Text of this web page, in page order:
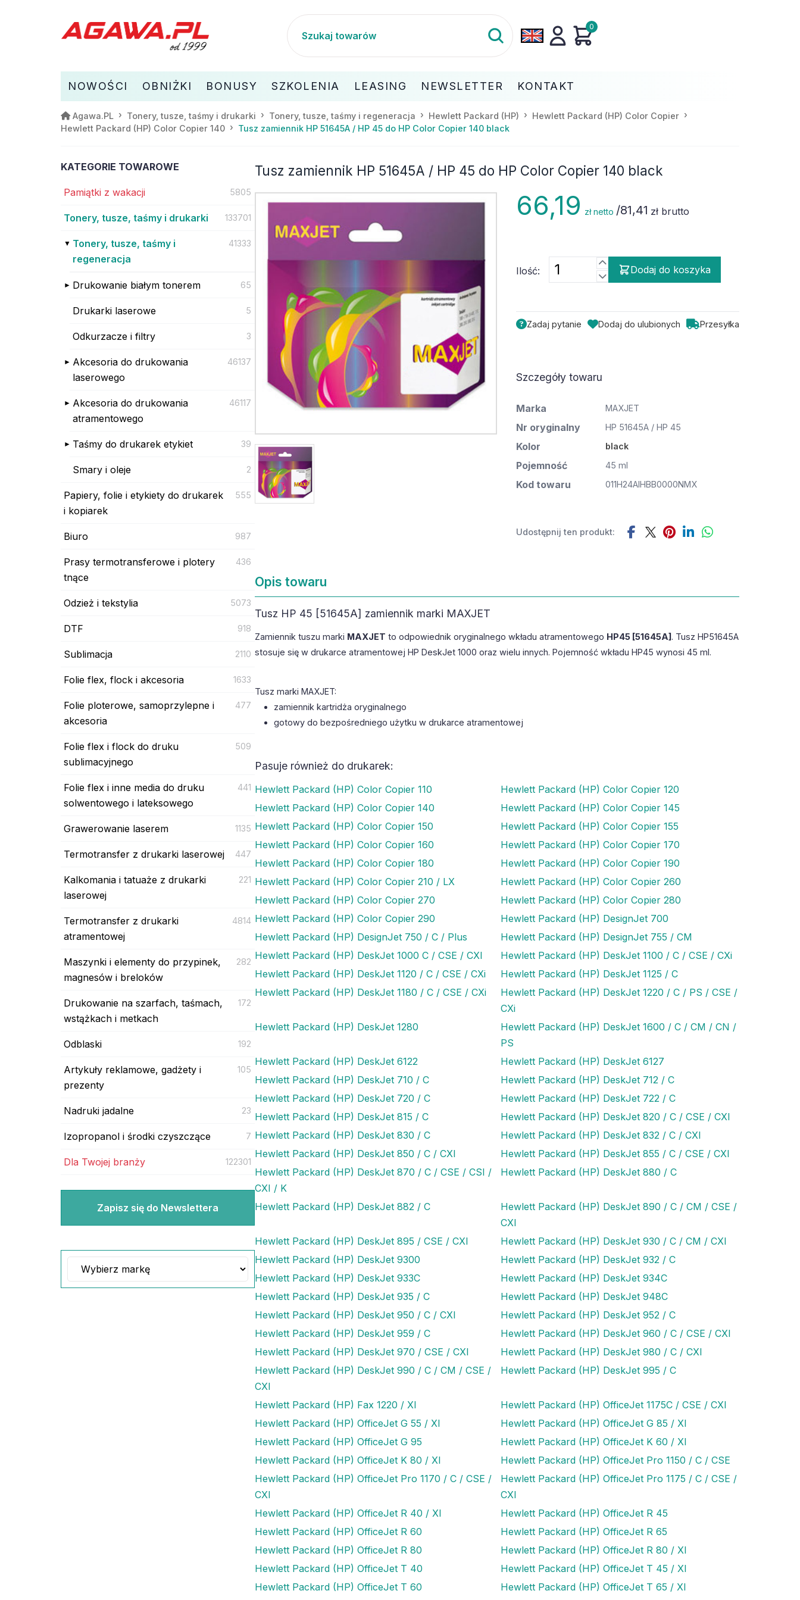
0
NOWOŚCI OBNIŻKI BONUSY SZKOLENIA LEASING NEWSLETTER KONTAKT
Agawa.PL Tonery, tusze, taśmy i drukarki Tonery, tusze, taśmy i regeneracja Hewlett Packard (HP)
Hewlett Packard (HP) Color Copier
Hewlett Packard (HP) Color Copier 140
Tusz zamiennik HP 51645A / HP 45 do HP Color Copier 140 black
KATEGORIE TOWAROWE
Pamiątki z wakacji 5805
Tonery, tusze, taśmy i drukarki 133701
Tonery, tusze, taśmy i
regeneracja
41333
Drukowanie białym tonerem 65
Drukarki laserowe 5
Odkurzacze i filtry 3
Akcesoria do drukowania
laserowego
46137
Akcesoria do drukowania
atramentowego
46117
Taśmy do drukarek etykiet 39
Smary i oleje 2
Papiery, folie i etykiety do drukarek
i kopiarek
555
Biuro 987
Prasy termotransferowe i plotery
tnące
436
Odzież i tekstylia 5073
DTF 918
Sublimacja 2110
Folie flex, flock i akcesoria 1633
Folie ploterowe, samoprzylepne i
akcesoria
477
Folie flex i flock do druku
sublimacyjnego
509
Folie flex i inne media do druku
solwentowego i lateksowego
441
Grawerowanie laserem 1135
Termotransfer z drukarki laserowej 447
Kalkomania i tatuaże z drukarki
laserowej
221
Termotransfer z drukarki
atramentowej
4814
Maszynki i elementy do przypinek,
magnesów i breloków
282
Drukowanie na szarfach, taśmach,
wstążkach i metkach
172
Odblaski 192
Artykuły reklamowe, gadżety i
prezenty
105
Nadruki jadalne 23
Izopropanol i środki czyszczące 7
Dla Twojej branży 122301
Zapisz się do Newslettera
Tusz zamiennik HP 51645A / HP 45 do HP Color Copier 140 black
66,19 zł netto /81,41 zł brutto
Ilość: Dodaj do koszyka
Zadaj pytanie Dodaj do ulubionych Przesyłka
Szczegóły towaru
Marka MAXJET
Nr oryginalny HP 51645A / HP 45
Kolor black
Pojemność 45 ml
Kod towaru 011H24AIHBB0000NMX
Udostępnij ten produkt:
Opis towaru
Tusz HP 45 [51645A] zamiennik marki MAXJET
Zamiennik tuszu marki MAXJET to odpowiednik oryginalnego wkładu atramentowego HP45 [51645A] . Tusz HP51645A
stosuje się w drukarce atramentowej HP DeskJet 1000 oraz wielu innych. Pojemność wkładu HP45 wynosi 45 ml.
Tusz marki MAXJET:
zamiennik kartridża oryginalnego
gotowy do bezpośredniego użytku w drukarce atramentowej
Pasuje również do drukarek:
Hewlett Packard (HP) Color Copier 110
Hewlett Packard (HP) Color Copier 120
Hewlett Packard (HP) Color Copier 140
Hewlett Packard (HP) Color Copier 145
Hewlett Packard (HP) Color Copier 150
Hewlett Packard (HP) Color Copier 155
Hewlett Packard (HP) Color Copier 160
Hewlett Packard (HP) Color Copier 170
Hewlett Packard (HP) Color Copier 180
Hewlett Packard (HP) Color Copier 190
Hewlett Packard (HP) Color Copier 210 / LX
Hewlett Packard (HP) Color Copier 260
Hewlett Packard (HP) Color Copier 270
Hewlett Packard (HP) Color Copier 280
Hewlett Packard (HP) Color Copier 290
Hewlett Packard (HP) DesignJet 700
Hewlett Packard (HP) DesignJet 750 / C / Plus
Hewlett Packard (HP) DesignJet 755 / CM
Hewlett Packard (HP) DeskJet 1000 C / CSE / CXI
Hewlett Packard (HP) DeskJet 1100 / C / CSE / CXi
Hewlett Packard (HP) DeskJet 1120 / C / CSE / CXi
Hewlett Packard (HP) DeskJet 1125 / C
Hewlett Packard (HP) DeskJet 1180 / C / CSE / CXi
Hewlett Packard (HP) DeskJet 1220 / C / PS / CSE /
CXi
Hewlett Packard (HP) DeskJet 1280
Hewlett Packard (HP) DeskJet 1600 / C / CM / CN /
PS
Hewlett Packard (HP) DeskJet 6122
Hewlett Packard (HP) DeskJet 6127
Hewlett Packard (HP) DeskJet 710 / C
Hewlett Packard (HP) DeskJet 712 / C
Hewlett Packard (HP) DeskJet 720 / C
Hewlett Packard (HP) DeskJet 722 / C
Hewlett Packard (HP) DeskJet 815 / C
Hewlett Packard (HP) DeskJet 820 / C / CSE / CXI
Hewlett Packard (HP) DeskJet 830 / C
Hewlett Packard (HP) DeskJet 832 / C / CXI
Hewlett Packard (HP) DeskJet 850 / C / CXI
Hewlett Packard (HP) DeskJet 855 / C / CSE / CXI
Hewlett Packard (HP) DeskJet 870 / C / CSE / CSI /
CXI / K
Hewlett Packard (HP) DeskJet 880 / C
Hewlett Packard (HP) DeskJet 882 / C
Hewlett Packard (HP) DeskJet 890 / C / CM / CSE /
CXI
Hewlett Packard (HP) DeskJet 895 / CSE / CXI
Hewlett Packard (HP) DeskJet 930 / C / CM / CXI
Hewlett Packard (HP) DeskJet 9300
Hewlett Packard (HP) DeskJet 932 / C
Hewlett Packard (HP) DeskJet 933C
Hewlett Packard (HP) DeskJet 934C
Hewlett Packard (HP) DeskJet 935 / C
Hewlett Packard (HP) DeskJet 948C
Hewlett Packard (HP) DeskJet 950 / C / CXI
Hewlett Packard (HP) DeskJet 952 / C
Hewlett Packard (HP) DeskJet 959 / C
Hewlett Packard (HP) DeskJet 960 / C / CSE / CXI
Hewlett Packard (HP) DeskJet 970 / CSE / CXI
Hewlett Packard (HP) DeskJet 980 / C / CXI
Hewlett Packard (HP) DeskJet 990 / C / CM / CSE /
CXI
Hewlett Packard (HP) DeskJet 995 / C
Hewlett Packard (HP) Fax 1220 / XI
Hewlett Packard (HP) OfficeJet 1175C / CSE / CXI
Hewlett Packard (HP) OfficeJet G 55 / XI
Hewlett Packard (HP) OfficeJet G 85 / XI
Hewlett Packard (HP) OfficeJet G 95
Hewlett Packard (HP) OfficeJet K 60 / XI
Hewlett Packard (HP) OfficeJet K 80 / XI
Hewlett Packard (HP) OfficeJet Pro 1150 / C / CSE
Hewlett Packard (HP) OfficeJet Pro 1170 / C / CSE /
CXI
Hewlett Packard (HP) OfficeJet Pro 1175 / C / CSE /
CXI
Hewlett Packard (HP) OfficeJet R 40 / XI
Hewlett Packard (HP) OfficeJet R 45
Hewlett Packard (HP) OfficeJet R 60
Hewlett Packard (HP) OfficeJet R 65
Hewlett Packard (HP) OfficeJet R 80
Hewlett Packard (HP) OfficeJet R 80 / XI
Hewlett Packard (HP) OfficeJet T 40
Hewlett Packard (HP) OfficeJet T 45 / XI
Hewlett Packard (HP) OfficeJet T 60
Hewlett Packard (HP) OfficeJet T 65 / XI